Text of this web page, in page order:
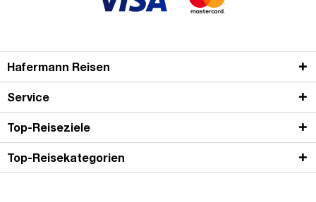
Hafermann Reisen
Service
Top-Reiseziele
Top-Reisekategorien